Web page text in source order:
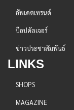
อัพเดตเทรนด์
ป๊อปคัลเจอร์
ข่าวประชาสัมพันธ์
LINKS
SHOPS
MAGAZINE